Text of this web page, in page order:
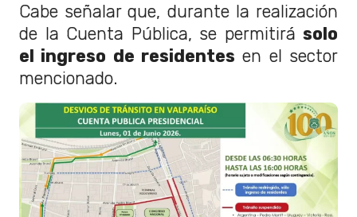
Cabe señalar que, durante la realización
de la Cuenta Pública, se permitirá solo
el ingreso de residentes en el sector
mencionado.